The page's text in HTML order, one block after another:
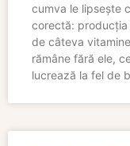
cumva le lipsește
corectă:
de câteva
rămâne fără ele,
lucrează la fel de